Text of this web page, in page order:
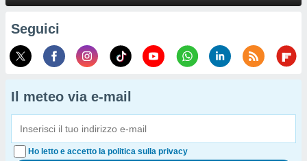
Seguici
Il meteo via e-mail
Ho letto e accetto la politica sulla privacy